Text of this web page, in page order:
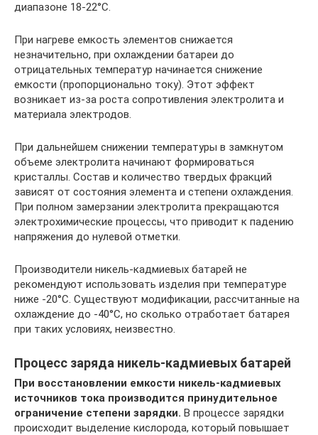
диапазоне 18-22°С.
При нагреве емкость элементов снижается
незначительно, при охлаждении батареи до
отрицательных температур начинается снижение
емкости (пропорционально току). Этот эффект
возникает из-за роста сопротивления электролита и
материала электродов.
При дальнейшем снижении температуры в замкнутом
объеме электролита начинают формироваться
кристаллы. Состав и количество твердых фракций
зависят от состояния элемента и степени охлаждения.
При полном замерзании электролита прекращаются
электрохимические процессы, что приводит к падению
напряжения до нулевой отметки.
Производители никель-кадмиевых батарей не
рекомендуют использовать изделия при температуре
ниже -20°С. Существуют модификации, рассчитанные на
охлаждение до -40°С, но сколько отработает батарея
при таких условиях, неизвестно.
Процесс заряда никель-кадмиевых батарей
При восстановлении емкости никель-кадмиевых
источников тока производится принудительное
ограничение степени зарядки. В процессе зарядки
происходит выделение кислорода, который повышает